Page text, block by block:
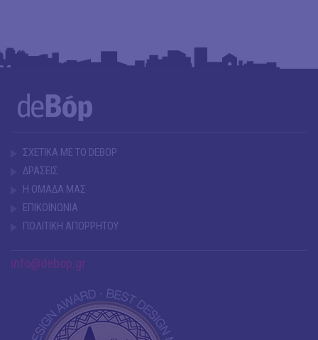
ΣΧΕΤΙΚΑ ΜΕ ΤΟ DEBOP
ΔΡΑΣΕΙΣ
Η ΟΜΑΔΑ ΜΑΣ
ΕΠΙΚΟΙΝΩΝΙΑ
ΠΟΛΙΤΙΚΗ ΑΠΟΡΡΗΤΟΥ
info@debop.gr